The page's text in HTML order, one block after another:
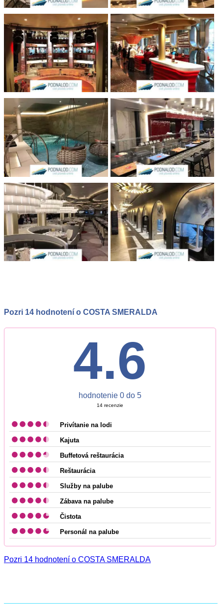
Pozri 14 hodnotení o COSTA SMERALDA
4.6
hodnotenie 0 do 5
14 recenzie
Privítanie na lodi
Kajuta
Buffetová reštaurácia
Reštaurácia
Služby na palube
Zábava na palube
Čistota
Personál na palube
Pozri 14 hodnotení o COSTA SMERALDA